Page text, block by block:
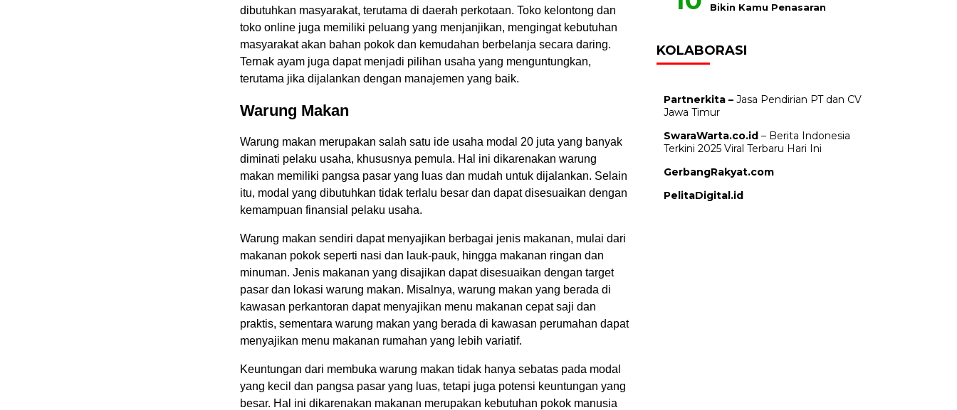
dibutuhkan masyarakat, terutama di daerah perkotaan. Toko kelontong dan
toko online juga memiliki peluang yang menjanjikan, mengingat kebutuhan
masyarakat akan bahan pokok dan kemudahan berbelanja secara daring.
Ternak ayam juga dapat menjadi pilihan usaha yang menguntungkan,
terutama jika dijalankan dengan manajemen yang baik.
Warung Makan
Warung makan merupakan salah satu ide usaha modal 20 juta yang banyak
diminati pelaku usaha, khususnya pemula. Hal ini dikarenakan warung
makan memiliki pangsa pasar yang luas dan mudah untuk dijalankan. Selain
itu, modal yang dibutuhkan tidak terlalu besar dan dapat disesuaikan dengan
kemampuan finansial pelaku usaha.
Warung makan sendiri dapat menyajikan berbagai jenis makanan, mulai dari
makanan pokok seperti nasi dan lauk-pauk, hingga makanan ringan dan
minuman. Jenis makanan yang disajikan dapat disesuaikan dengan target
pasar dan lokasi warung makan. Misalnya, warung makan yang berada di
kawasan perkantoran dapat menyajikan menu makanan cepat saji dan
praktis, sementara warung makan yang berada di kawasan perumahan dapat
menyajikan menu makanan rumahan yang lebih variatif.
Keuntungan dari membuka warung makan tidak hanya sebatas pada modal
yang kecil dan pangsa pasar yang luas, tetapi juga potensi keuntungan yang
besar. Hal ini dikarenakan makanan merupakan kebutuhan pokok manusia
Bikin Kamu Penasaran
KOLABORASI
Partnerkita – Jasa Pendirian PT dan CV
Jawa Timur
SwaraWarta.co.id – Berita Indonesia
Terkini 2025 Viral Terbaru Hari Ini
GerbangRakyat.com
PelitaDigital.id